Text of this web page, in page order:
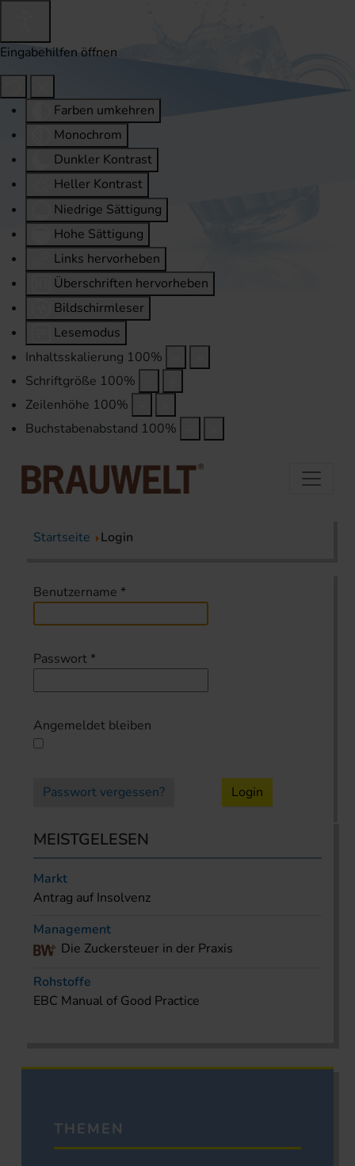
Eingabehilfen öffnen
Farben umkehren
Monochrom
Dunkler Kontrast
Heller Kontrast
Niedrige Sättigung
Hohe Sättigung
Links hervorheben
Überschriften hervorheben
Bildschirmleser
Lesemodus
Inhaltsskalierung 100%
Schriftgröße 100%
Zeilenhöhe 100%
Buchstabenabstand 100%
Startseite Login
Benutzername *
Passwort *
Angemeldet bleiben
Passwort vergessen? Login
MEISTGELESEN
Markt
Antrag auf Insolvenz
Management
Die Zuckersteuer in der Praxis
Rohstoffe
EBC Manual of Good Practice
THEMEN